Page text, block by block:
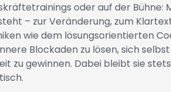
oder auf der Bühne:
– zur Veränderung, zum
wie dem lösungsorientierten
Blockaden zu lösen, sich selbst
zu gewinnen. Dabei bleibt sie